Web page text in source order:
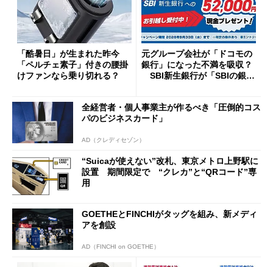
「酷暑日」が生まれた昨今
「ペルチェ素子」付きの腰掛
けファンなら乗り切れる？
元グループ会社が「ドコモの
銀行」になった不満を吸収？
SBI新生銀行が「SBIの銀
開催
全経営者・個人事業主が作るべき「圧倒的コス
パのビジネスカード」
AD（クレディセゾン）
“Suicaが使えない”改札、東京メトロ上野駅に
設置 期間限定で “クレカ”と“QRコード”専
用
GOETHEとFINCHIがタッグを組み、新メディ
アを創設
AD（FINCHI on GOETHE）